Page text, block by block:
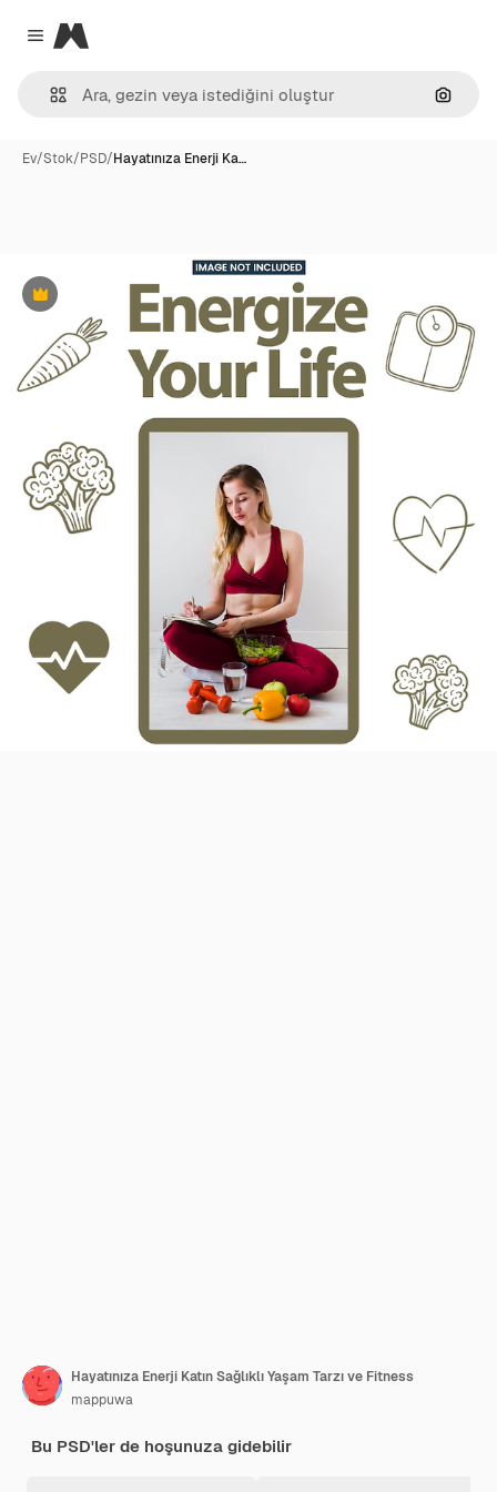
Close menu
Magnific
Ev/Stok/PSD/Hayatınıza Enerji Ka…
Premium
Hayatınıza Enerji Katın Sağlıklı Yaşam Tarzı ve Fitness
mappuwa
Bu PSD'ler de hoşunuza gidebilir